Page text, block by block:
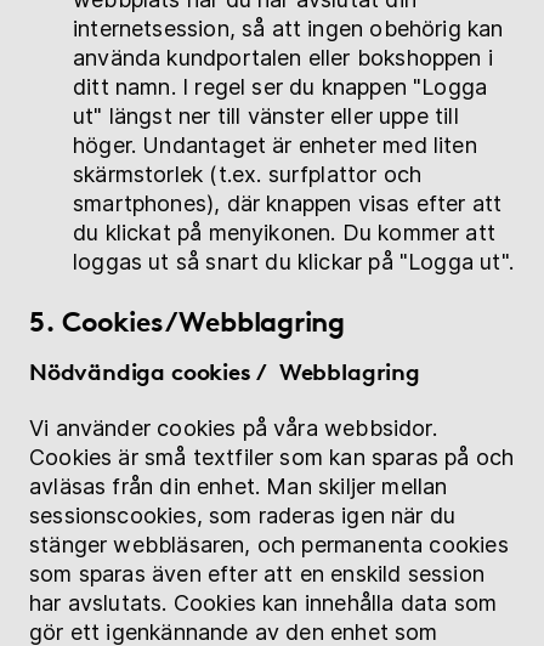
internetsession, så att ingen obehörig kan
använda kundportalen eller bokshoppen i
ditt namn. I regel ser du knappen "Logga
ut" längst ner till vänster eller uppe till
höger. Undantaget är enheter med liten
skärmstorlek (t.ex. surfplattor och
smartphones), där knappen visas efter att
du klickat på menyikonen. Du kommer att
loggas ut så snart du klickar på "Logga ut".
5. Cookies/Webblagring
Nödvändiga cookies / Webblagring
Vi använder cookies på våra webbsidor.
Cookies är små textfiler som kan sparas på och
avläsas från din enhet. Man skiljer mellan
sessionscookies, som raderas igen när du
stänger webbläsaren, och permanenta cookies
som sparas även efter att en enskild session
har avslutats. Cookies kan innehålla data som
gör ett igenkännande av den enhet som